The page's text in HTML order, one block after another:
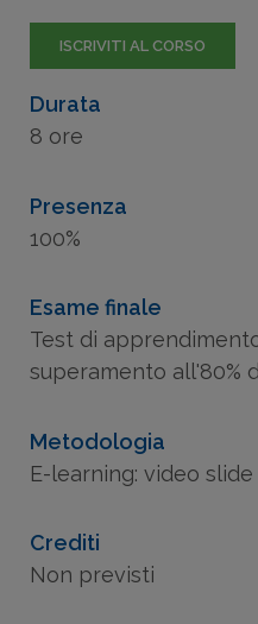
ISCRIVITI AL CORSO
Durata
8 ore
Presenza
100%
Esame finale
Test di
superamento all'80%
Metodologia
E-learning: video
Crediti
Non previsti